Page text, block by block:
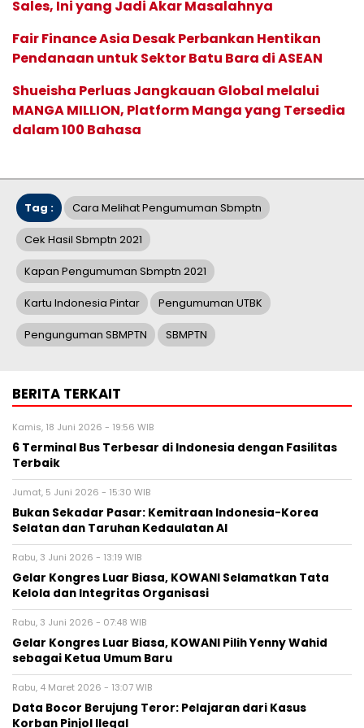
Sales, Ini yang Jadi Akar Masalahnya
Fair Finance Asia Desak Perbankan Hentikan
Pendanaan untuk Sektor Batu Bara di ASEAN
Shueisha Perluas Jangkauan Global melalui
MANGA MILLION, Platform Manga yang Tersedia
dalam 100 Bahasa
Tag : Cara Melihat Pengumuman Sbmptn
Cek Hasil Sbmptn 2021
Kapan Pengumuman Sbmptn 2021
Kartu Indonesia Pintar Pengumuman UTBK
Pengunguman SBMPTN SBMPTN
BERITA TERKAIT
Kamis, 18 Juni 2026 - 19:56 WIB
6 Terminal Bus Terbesar di Indonesia dengan Fasilitas
Terbaik
Jumat, 5 Juni 2026 - 15:30 WIB
Bukan Sekadar Pasar: Kemitraan Indonesia-Korea
Selatan dan Taruhan Kedaulatan AI
Rabu, 3 Juni 2026 - 13:19 WIB
Gelar Kongres Luar Biasa, KOWANI Selamatkan Tata
Kelola dan Integritas Organisasi
Rabu, 3 Juni 2026 - 07:48 WIB
Gelar Kongres Luar Biasa, KOWANI Pilih Yenny Wahid
sebagai Ketua Umum Baru
Rabu, 4 Maret 2026 - 13:07 WIB
Data Bocor Berujung Teror: Pelajaran dari Kasus
Korban Pinjol Ilegal